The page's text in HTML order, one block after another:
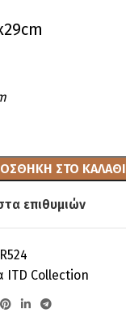
ΣΤΟ ΚΑΛΆΘΙ
επιθυμιών
R524
ITD Collection